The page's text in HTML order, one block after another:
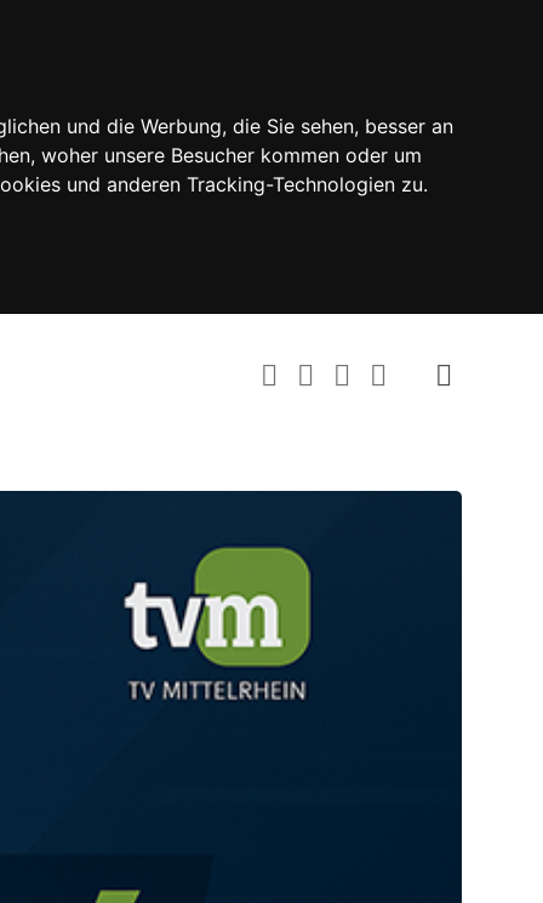
und die Werbung, die Sie sehen, besser an
woher unsere Besucher kommen oder um
und anderen Tracking-Technologien zu.